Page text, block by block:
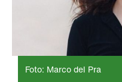
Foto: Marco del Pra